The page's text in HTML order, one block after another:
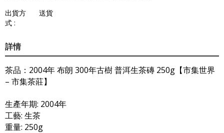
出貨方
式 :
送貨
詳情
茶品：2004年 布朗 300年古樹 普洱生茶磚 250g【市集世界
– 市集茶莊】
生產年期: 2004年
工藝: 生茶
重量: 250g